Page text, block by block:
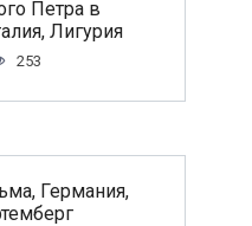
Петра в
Лигурия
253
Германия,